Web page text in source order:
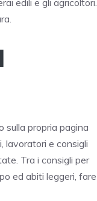
edili e gli agricoltori.
sulla propria pagina
lavoratori e consigli
Tra i consigli per
ed abiti leggeri, fare